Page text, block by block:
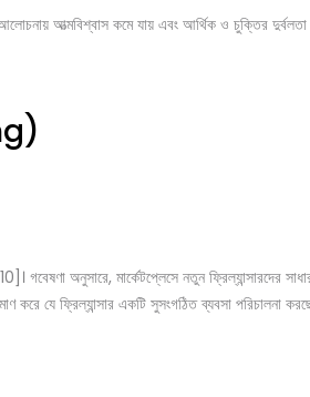
আত্মবিশ্বাস কমে যায় এবং আর্থিক ও চুক্তির দুর্বলতা
[10]। গবেষণা অনুসারে, মার্কেটপ্লেসে নতুন
করে যে ফ্রিল্যান্সার একটি সুসংগঠিত ব্যবসা পরিচালনা